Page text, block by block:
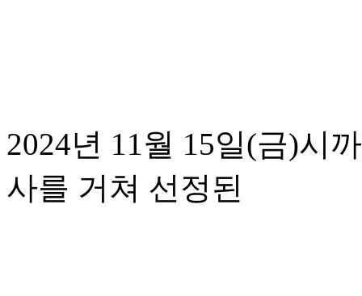
2024년 11월 15일(금)시
사를 거쳐 선정된